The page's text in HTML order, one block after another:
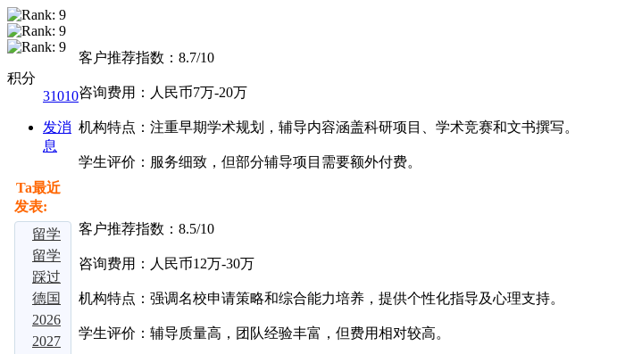
积分
31010
发消
息
Ta最近
发表:
留学
大局
定
了：
若是
不出
留学
择校
别瞎
选！
吃透
踩过
3 家
中介
才敢
德国
留学
爆
2026
多国
2027
客户推荐指数：8.7/10
咨询费用：人民币7万-20万
机构特点：注重早期学术规划，辅导内容涵盖科研项目、学术竞赛和文书撰写。
学生评价：服务细致，但部分辅导项目需要额外付费。
客户推荐指数：8.5/10
咨询费用：人民币12万-30万
机构特点：强调名校申请策略和综合能力培养，提供个性化指导及心理支持。
学生评价：辅导质量高，团队经验丰富，但费用相对较高。